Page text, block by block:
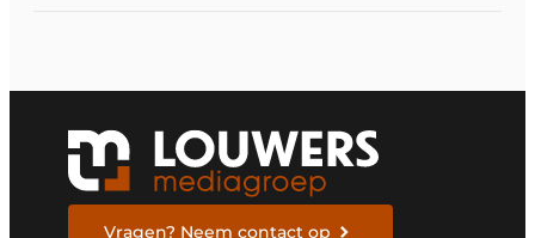
Vragen? Neem contact op